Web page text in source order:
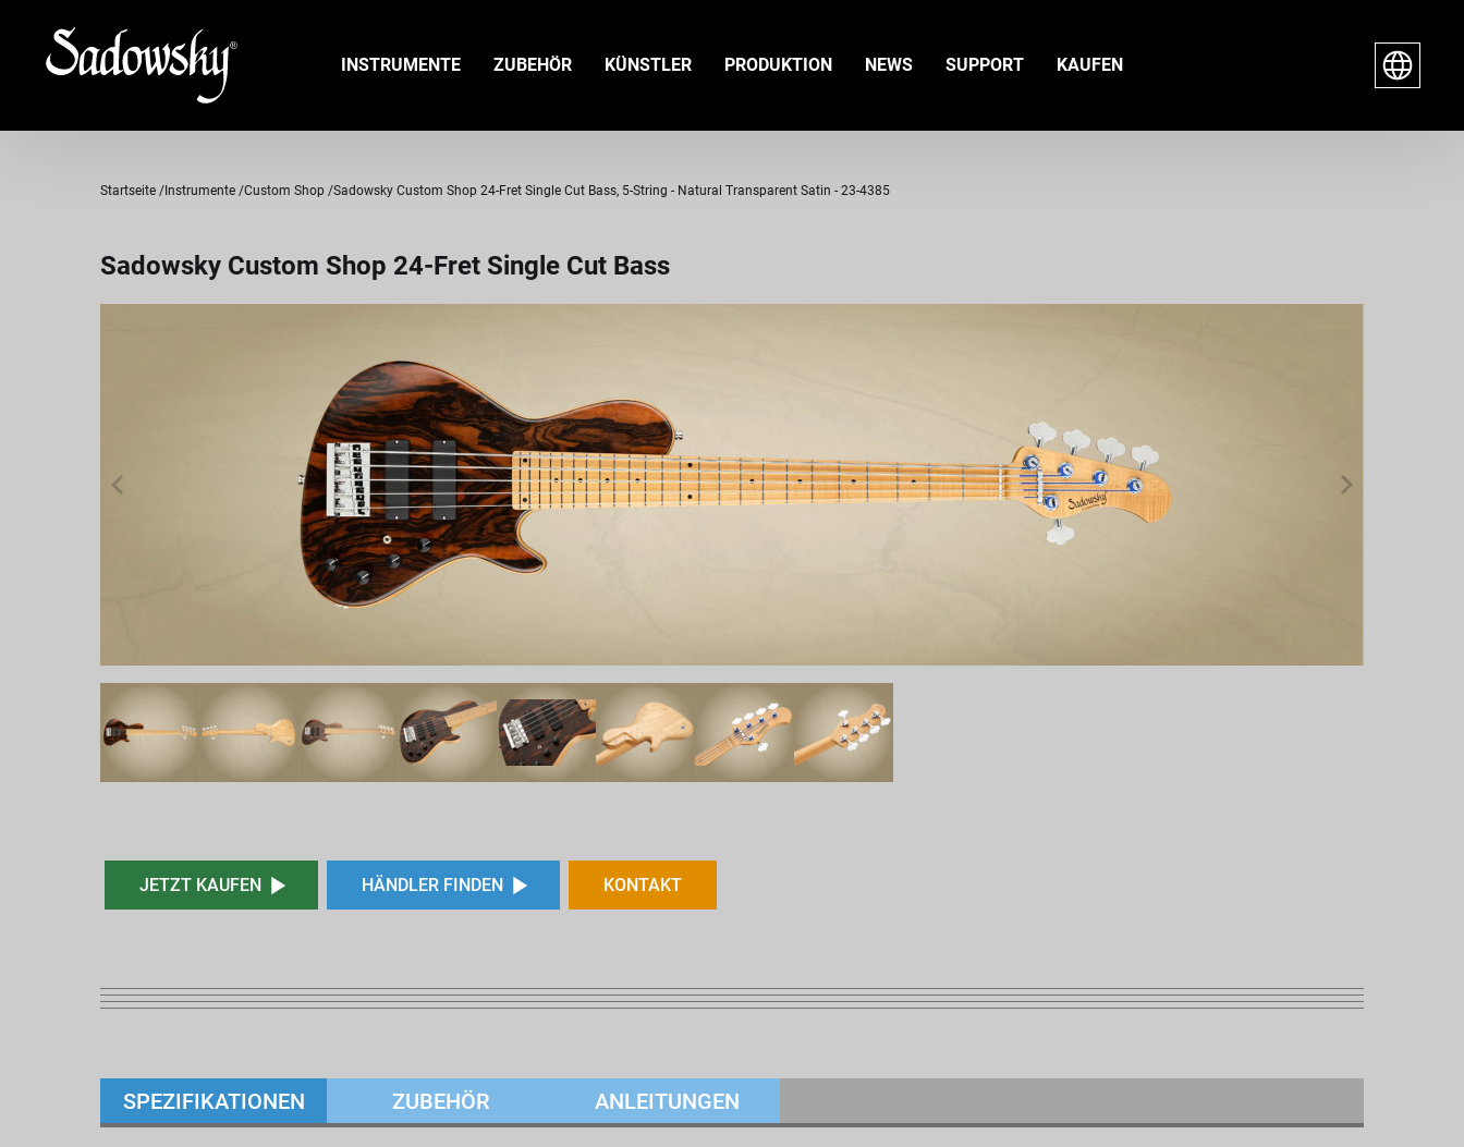
INSTRUMENTE ZUBEHÖR KÜNSTLER PRODUKTION NEWS SUPPORT KAUFEN
Startseite Instrumente Custom Shop Sadowsky Custom Shop 24-Fret Single Cut Bass, 5-String - Natural Transparent Satin - 23-4385
Sadowsky Custom Shop 24-Fret Single Cut Bass
JETZT KAUFEN HÄNDLER FINDEN KONTAKT
SPEZIFIKATIONEN ZUBEHÖR ANLEITUNGEN